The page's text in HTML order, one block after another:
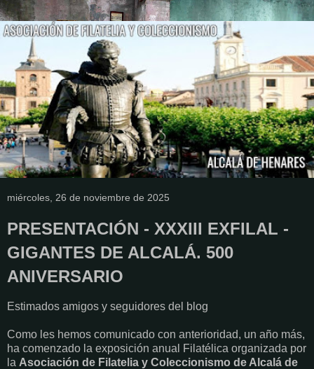
miércoles, 26 de noviembre de 2025
PRESENTACIÓN - XXXIII EXFILAL -
GIGANTES DE ALCALÁ. 500
ANIVERSARIO
Estimados amigos y seguidores del blog
Como les hemos comunicado con anterioridad, un año más,
ha comenzado la exposición anual Filatélica organizada por
la Asociación de Filatelia y Coleccionismo de Alcalá de